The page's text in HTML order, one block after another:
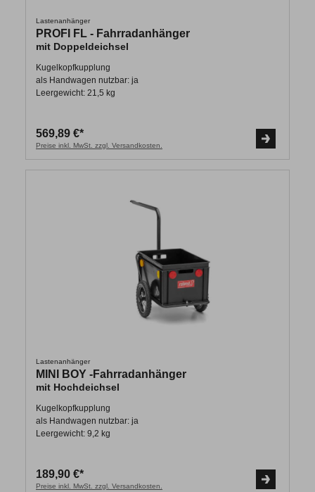
Lastenanhänger
PROFI FL - Fahrradanhänger
mit Doppeldeichsel
Kugelkopfkupplung
als Handwagen nutzbar: ja
Leergewicht: 21,5 kg
569,89 €*
Preise inkl. MwSt. zzgl. Versandkosten.
Lastenanhänger
MINI BOY -Fahrradanhänger
mit Hochdeichsel
Kugelkopfkupplung
als Handwagen nutzbar: ja
Leergewicht: 9,2 kg
189,90 €*
Preise inkl. MwSt. zzgl. Versandkosten.